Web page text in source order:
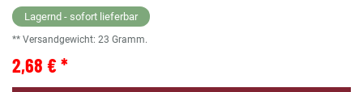
Lagernd - sofort lieferbar
** Versandgewicht: 23 Gramm.
2,68 € *